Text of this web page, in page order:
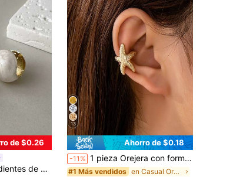
de $0.26
aceite, estilo francés elegante, adecuados para el uso diario de mujeres
13
Ahorro de $0.18
-11% 1 pieza Orejera con forma de estrella de mar, pendientes de clip con tema oceánico para mujeres, pendientes de clip con forma de estrella de mar de vida marina adecuados para atuendos de playa y vacaciones
#1 Más vendidos en Casual Orejeras de mujer